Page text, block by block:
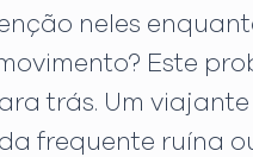
neles
Este
trás. Um
frequente ruína